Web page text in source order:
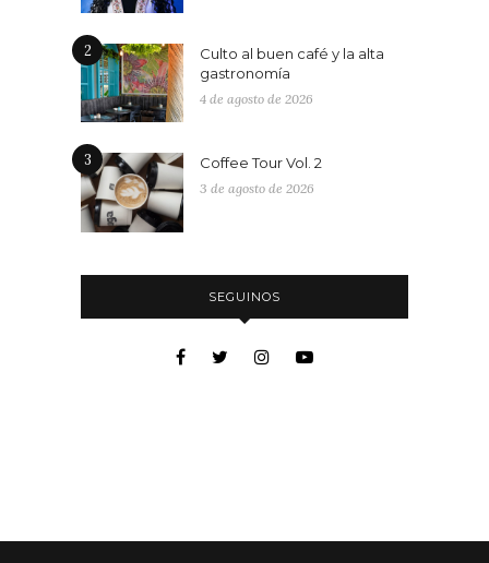
2
Culto al buen café y la alta
gastronomía
4 de agosto de 2026
3 Coffee Tour Vol. 2
3 de agosto de 2026
SEGUINOS